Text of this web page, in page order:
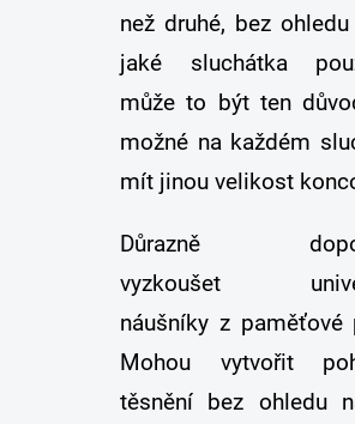
než druhé, bez
jaké sluchátka
může to být ten
možné na každém
mít jinou velikost
Důrazně
vyzkoušet
náušníky z paměťové
Mohou vytvořit
těsnění bez ohledu